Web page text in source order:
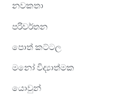
නවකතා
පරිවර්තන
පොත් කට්ටල
මනෝ විද්‍යාත්මක​
යොවුන්